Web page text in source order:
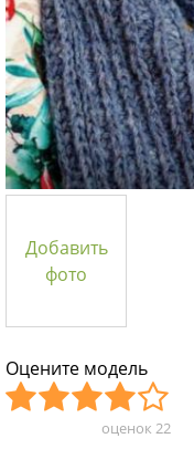
Добавить
фото
Оцените модель
ХорОтл
оценок 22